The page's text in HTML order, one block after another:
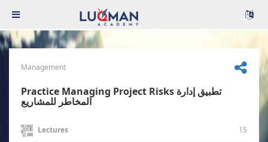
Management
Practice Managing Project Risks تطبيق إدارة
المخاطر للمشاريع
Lectures 15